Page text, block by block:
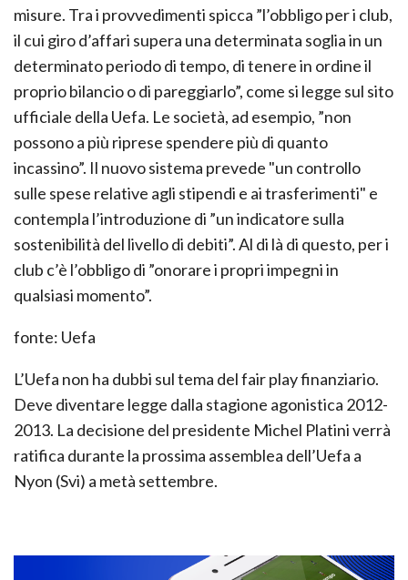
misure. Tra i provvedimenti spicca ”l’obbligo per i club,
il cui giro d’affari supera una determinata soglia in un
determinato periodo di tempo, di tenere in ordine il
proprio bilancio o di pareggiarlo”, come si legge sul sito
ufficiale della Uefa. Le società, ad esempio, ”non
possono a più riprese spendere più di quanto
incassino”. Il nuovo sistema prevede "un controllo
sulle spese relative agli stipendi e ai trasferimenti" e
contempla l’introduzione di ”un indicatore sulla
sostenibilità del livello di debiti”. Al di là di questo, per i
club c’è l’obbligo di ”onorare i propri impegni in
qualsiasi momento”.
fonte: Uefa
L’Uefa non ha dubbi sul tema del fair play finanziario.
Deve diventare legge dalla stagione agonistica 2012-
2013. La decisione del presidente Michel Platini verrà
ratifica durante la prossima assemblea dell’Uefa a
Nyon (Svi) a metà settembre.